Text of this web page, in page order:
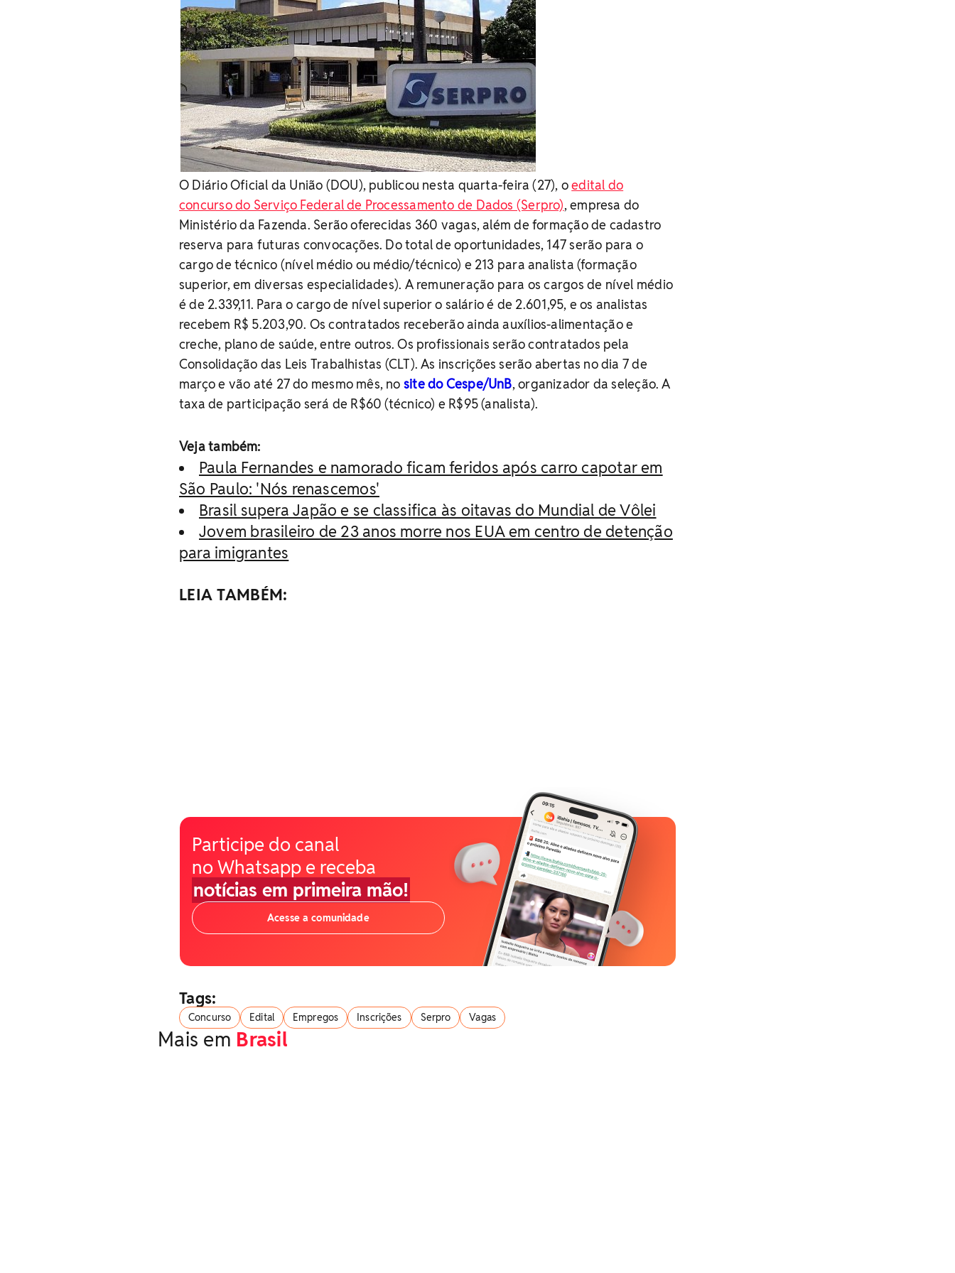
O Diário Oficial da União (DOU), publicou nesta quarta-feira (27), oedital do
concurso do Serviço Federal de Processamento de Dados (Serpro), empresa do
Ministério da Fazenda. Serão oferecidas 360 vagas, além de formação de cadastro
reserva para futuras convocações. Do total de oportunidades, 147 serão para o
cargo de técnico (nível médio ou médio/técnico) e 213 para analista (formação
superior, em diversas especialidades). A remuneração para os cargos de nível médio
é de 2.339,11. Para o cargo de nível superior o salário é de 2.601,95, e os analistas
recebem R$ 5.203,90. Os contratados receberão ainda auxílios-alimentação e
creche, plano de saúde, entre outros. Os profissionais serão contratados pela
Consolidação das Leis Trabalhistas (CLT). As inscrições serão abertas no dia 7 de
março e vão até 27 do mesmo mês, no site do Cespe/UnB, organizador da seleção. A
taxa de participação será de R$60 (técnico) e R$95 (analista).
Veja também:
Paula Fernandes e namorado ficam feridos após carro capotar em
São Paulo: 'Nós renascemos'
Brasil supera Japão e se classifica às oitavas do Mundial de Vôlei
Jovem brasileiro de 23 anos morre nos EUA em centro de detenção
para imigrantes
LEIA TAMBÉM:
Participe do canal
no Whatsapp e receba
notícias em primeira mão!
Acesse a comunidade
Tags:
Concurso Edital Empregos Inscrições Serpro Vagas
Mais em Brasil